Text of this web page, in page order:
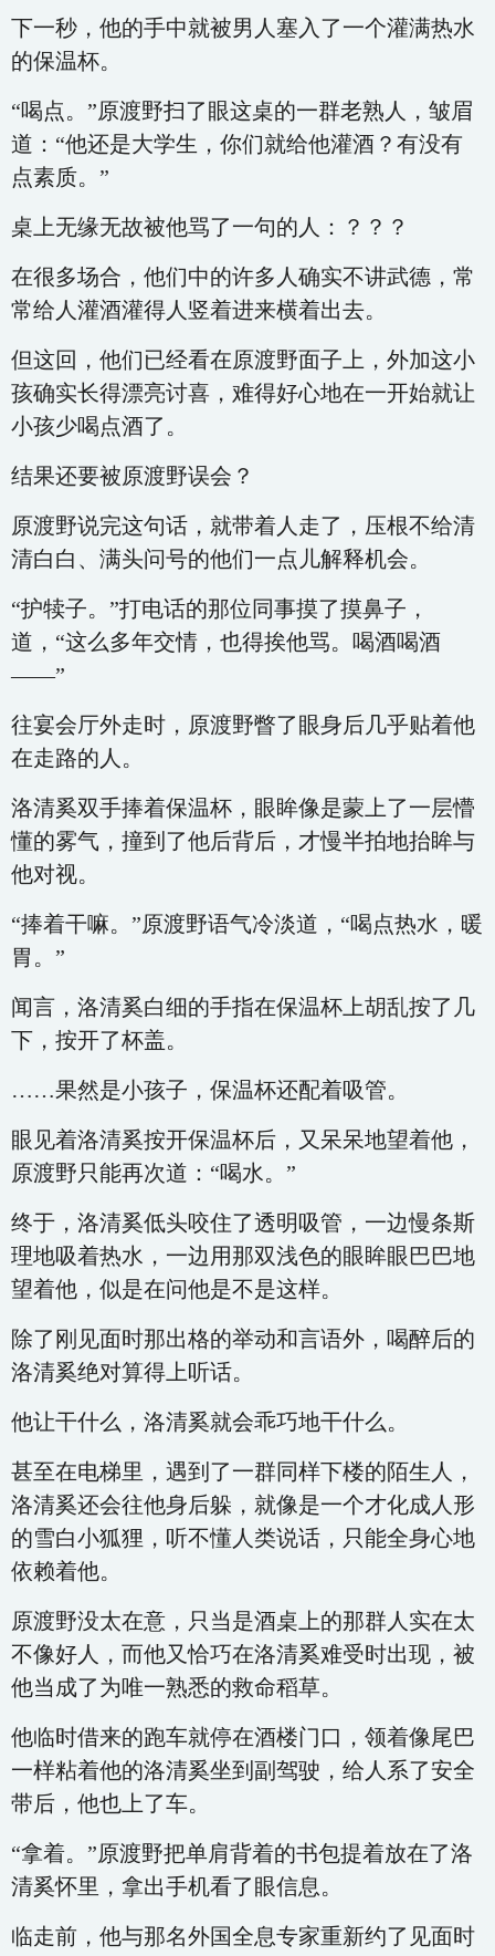
下一秒，他的手中就被男人塞入了一个灌满热水
的保温杯。
“喝点。”原渡野扫了眼这桌的一群老熟人，皱眉
道：“他还是大学生，你们就给他灌酒？有没有
点素质。”
桌上无缘无故被他骂了一句的人：？？？
在很多场合，他们中的许多人确实不讲武德，常
常给人灌酒灌得人竖着进来横着出去。
但这回，他们已经看在原渡野面子上，外加这小
孩确实长得漂亮讨喜，难得好心地在一开始就让
小孩少喝点酒了。
结果还要被原渡野误会？
原渡野说完这句话，就带着人走了，压根不给清
清白白、满头问号的他们一点儿解释机会。
“护犊子。”打电话的那位同事摸了摸鼻子，
道，“这么多年交情，也得挨他骂。喝酒喝酒
——”
往宴会厅外走时，原渡野瞥了眼身后几乎贴着他
在走路的人。
洛清奚双手捧着保温杯，眼眸像是蒙上了一层懵
懂的雾气，撞到了他后背后，才慢半拍地抬眸与
他对视。
“捧着干嘛。”原渡野语气冷淡道，“喝点热水，暖
胃。”
闻言，洛清奚白细的手指在保温杯上胡乱按了几
下，按开了杯盖。
……果然是小孩子，保温杯还配着吸管。
眼见着洛清奚按开保温杯后，又呆呆地望着他，
原渡野只能再次道：“喝水。”
终于，洛清奚低头咬住了透明吸管，一边慢条斯
理地吸着热水，一边用那双浅色的眼眸眼巴巴地
望着他，似是在问他是不是这样。
除了刚见面时那出格的举动和言语外，喝醉后的
洛清奚绝对算得上听话。
他让干什么，洛清奚就会乖巧地干什么。
甚至在电梯里，遇到了一群同样下楼的陌生人，
洛清奚还会往他身后躲，就像是一个才化成人形
的雪白小狐狸，听不懂人类说话，只能全身心地
依赖着他。
原渡野没太在意，只当是酒桌上的那群人实在太
不像好人，而他又恰巧在洛清奚难受时出现，被
他当成了为唯一熟悉的救命稻草。
他临时借来的跑车就停在酒楼门口，领着像尾巴
一样粘着他的洛清奚坐到副驾驶，给人系了安全
带后，他也上了车。
“拿着。”原渡野把单肩背着的书包提着放在了洛
清奚怀里，拿出手机看了眼信息。
临走前，他与那名外国全息专家重新约了见面时